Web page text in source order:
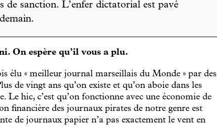
de sanction. L’enfer dictatorial est pavé
On espère qu’il vous a plu.
élu « meilleur journal marseillais du Monde » par des
de vingt ans qu’on existe et qu’on aboie dans les
Le hic, c’est qu’on fonctionne avec une économie de
financière des journaux pirates de notre genre est
de journaux papier n’a pas exactement le vent en